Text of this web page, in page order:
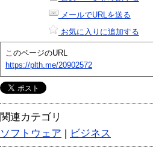
メールでURLを送る
お気に入りに追加する
このページのURL
https://plth.me/20902572
関連カテゴリ
ソフトウェア | ビジネス